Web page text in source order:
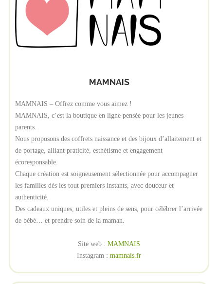
MAMNAIS
MAMNAIS – Offrez comme vous aimez !
MAMNAIS, c’est la boutique en ligne pensée pour les jeunes
parents.
Nous proposons des coffrets naissance et des bijoux d’allaitement et
de portage, alliant praticité, esthétisme et engagement
écoresponsable.
Chaque création est soigneusement sélectionnée pour accompagner
les familles dès les tout premiers instants, avec douceur et
authenticité.
Des cadeaux uniques, utiles et pleins de sens, pour célébrer l’arrivée
de bébé… et prendre soin de la maman.
Site web : MAMNAIS
Instagram : mamnais.fr